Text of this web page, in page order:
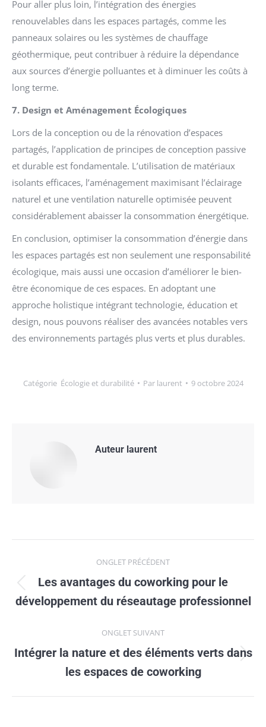
Pour aller plus loin, l’intégration des énergies
renouvelables dans les espaces partagés, comme les
panneaux solaires ou les systèmes de chauffage
géothermique, peut contribuer à réduire la dépendance
aux sources d’énergie polluantes et à diminuer les coûts à
long terme.
7. Design et Aménagement Écologiques
Lors de la conception ou de la rénovation d’espaces
partagés, l’application de principes de conception passive
et durable est fondamentale. L’utilisation de matériaux
isolants efficaces, l’aménagement maximisant l’éclairage
naturel et une ventilation naturelle optimisée peuvent
considérablement abaisser la consommation énergétique.
En conclusion, optimiser la consommation d’énergie dans
les espaces partagés est non seulement une responsabilité
écologique, mais aussi une occasion d’améliorer le bien-
être économique de ces espaces. En adoptant une
approche holistique intégrant technologie, éducation et
design, nous pouvons réaliser des avancées notables vers
des environnements partagés plus verts et plus durables.
Catégorie Écologie et durabilité Par laurent 9 octobre 2024
Auteur laurent
de
commentaire
ONGLET PRÉCÉDENT
Onglet
précédent
Les avantages du coworking pour le
développement du réseautage professionnel
ONGLET SUIVANT
Onglet
suivant
Intégrer la nature et des éléments verts dans
les espaces de coworking